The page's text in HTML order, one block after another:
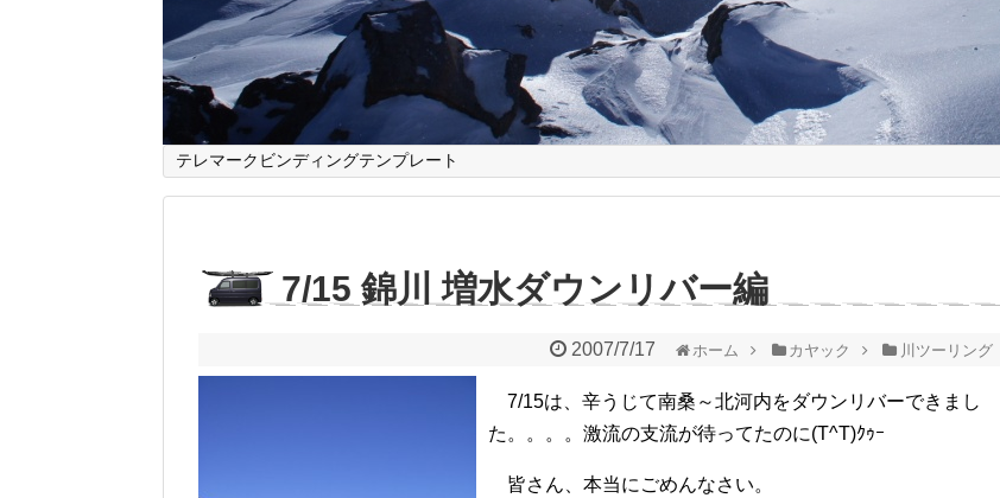
テレマークビンディングテンプレート
7/15 錦川 増水ダウンリバー編
2007/7/17 ホーム カヤック 川ツーリング
7/15は、辛うじて南桑～北河内をダウンリバーできまし
た。。。。激流の支流が待ってたのに(T^T)ｸｩｰ
皆さん、本当にごめんなさい。